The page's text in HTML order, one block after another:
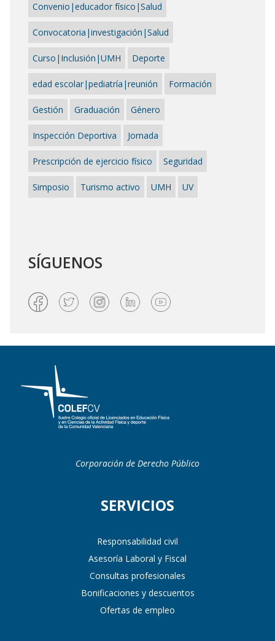
Convenio|educador físico|Salud
Convocatoria|investigación|Salud
Curso|Inclusión|UMH Deporte
edad escolar|pediatría|reunión Formación
Gestión Graduación Género
Inspección Deportiva Jornada
Prescripción de ejercicio físico Seguridad
Simposio Turismo activo UMH UV
SÍGUENOS
Corporación de Derecho Público
SERVICIOS
Responsabilidad civil
Asesoría Laboral y Fiscal
Consultas profesionales
Bonificaciones y descuentos
Ofertas de empleo